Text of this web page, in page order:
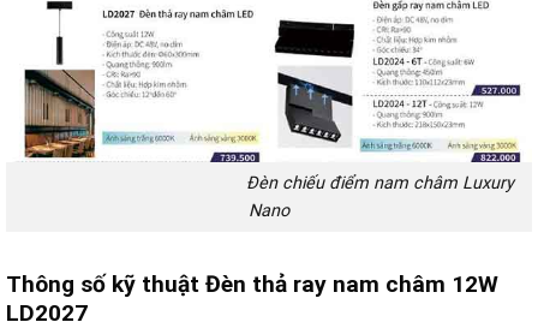
Đèn chiếu điểm nam châm Luxury
Nano
Thông số kỹ thuật Đèn thả ray nam châm 12W
LD2027